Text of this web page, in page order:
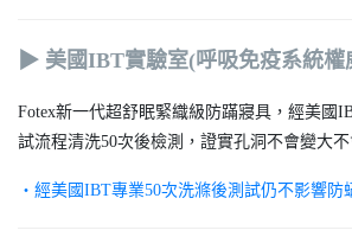
▶ 美國IBT實驗室(呼吸免疫系統權
Fotex新一代超舒眠緊織級防蹣寢具，經美國
試流程清洗50次後檢測，證實孔洞不會變大不
‧經美國IBT專業50次洗滌後測試仍不影響防